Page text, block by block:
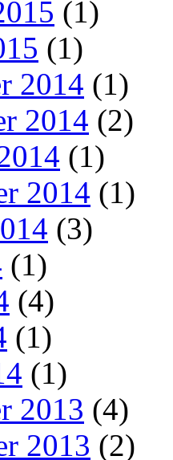
(1)
(1)
2014 (1)
2014 (2)
(1)
2014 (1)
(3)
(1)
(4)
(1)
(1)
2013 (4)
2013 (2)